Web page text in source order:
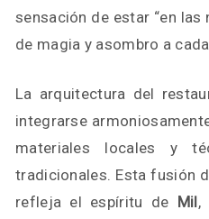
sensación de estar “en las
de magia y asombro a
La arquitectura del
integrarse
materiales locales y
tradicionales. Esta fusión
refleja el espíritu de Mil,